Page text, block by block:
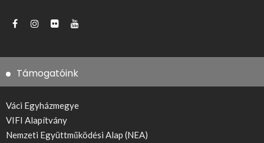
Támogatóink
Váci Egyházmegye
VIFI Alapítvány
Nemzeti Együttműködési Alap (NEA)